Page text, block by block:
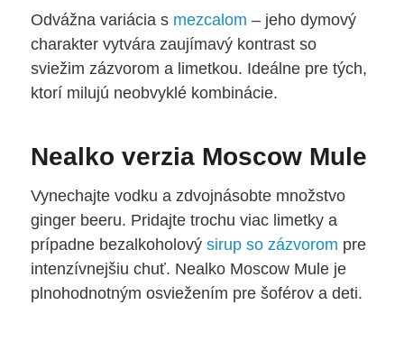
Odvážna variácia s mezcalom – jeho dymový
charakter vytvára zaujímavý kontrast so
sviežim zázvorom a limetkou. Ideálne pre tých,
ktorí milujú neobvyklé kombinácie.
Nealko verzia Moscow Mule
Vynechajte vodku a zdvojnásobte množstvo
ginger beeru. Pridajte trochu viac limetky a
prípadne bezalkoholový sirup so zázvorom pre
intenzívnejšiu chuť. Nealko Moscow Mule je
plnohodnotným osviežením pre šoférov a deti.